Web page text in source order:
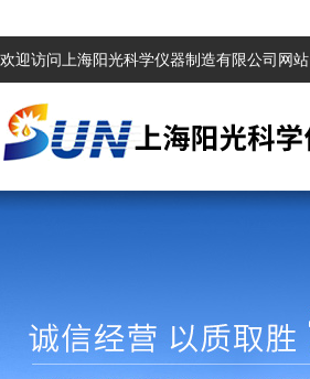
欢迎访问上海阳光科学仪器制造有限公司网站